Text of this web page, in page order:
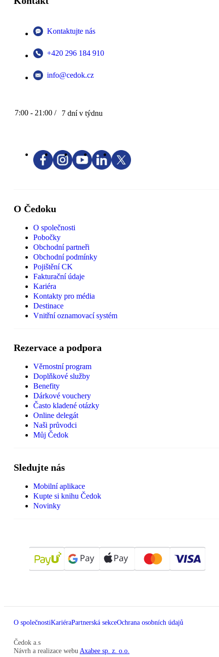
Kontaktujte nás
+420 296 184 910
info@cedok.cz
7:00 - 21:00 / 7 dní v týdnu
O Čedoku
O společnosti
Pobočky
Obchodní partneři
Obchodní podmínky
Pojištění CK
Fakturační údaje
Kariéra
Kontakty pro média
Destinace
Vnitřní oznamovací systém
Rezervace a podpora
Věrnostní program
Doplňkové služby
Benefity
Dárkové vouchery
Často kladené otázky
Online delegát
Naši průvodci
Můj Čedok
Sledujte nás
Mobilní aplikace
Kupte si knihu Čedok
Novinky
O společnostiKariéraPartnerská sekceOchrana osobních údajů
Čedok a.s
Návrh a realizace webu Axabee sp. z. o.o.